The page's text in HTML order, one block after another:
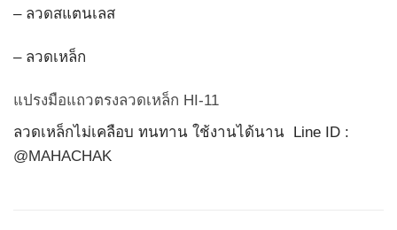
– ลวดสแตนเลส
– ลวดเหล็ก
แปรงมือแถวตรงลวดเหล็ก HI-11
ลวดเหล็กไม่เคลือบ ทนทาน ใช้งานได้นาน Line ID :
@MAHACHAK